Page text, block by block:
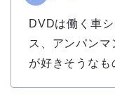
DVDは働く車
ス、アンパン
が好きそうなも